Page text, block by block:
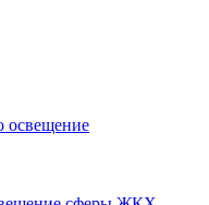
освещение